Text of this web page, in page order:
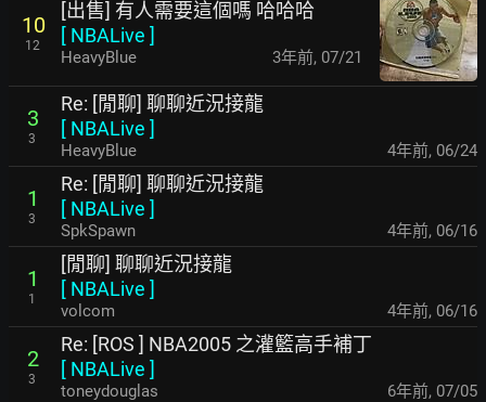
10
12
[出售] 有人需要這個嗎 哈哈哈
[ NBALive ]
HeavyBlue 3年前, 07/21
3
3
Re: [閒聊] 聊聊近況接龍
[ NBALive ]
HeavyBlue 4年前, 06/24
1
3
Re: [閒聊] 聊聊近況接龍
[ NBALive ]
SpkSpawn 4年前, 06/16
1
1
[閒聊] 聊聊近況接龍
[ NBALive ]
volcom 4年前, 06/16
2
3
Re: [ROS ] NBA2005 之灌籃高手補丁
[ NBALive ]
toneydouglas 6年前, 07/05